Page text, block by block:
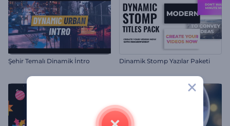
Şehir Temalı Dinamik İntro Dinamik Stomp Yazılar Paketi